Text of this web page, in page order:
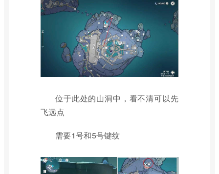
位于此处的山洞中，看不清可以先
飞远点
需要1号和5号键纹